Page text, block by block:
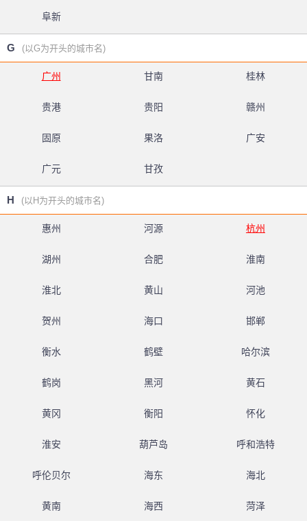
阜新
G (以G为开头的城市名)
广州 甘南 桂林
贵港 贵阳 赣州
固原 果洛 广安
广元 甘孜
H (以H为开头的城市名)
惠州 河源 杭州
湖州 合肥 淮南
淮北 黄山 河池
贺州 海口 邯郸
衡水 鹤壁 哈尔滨
鹤岗 黑河 黄石
黄冈 衡阳 怀化
淮安 葫芦岛 呼和浩特
呼伦贝尔 海东 海北
黄南 海西 菏泽